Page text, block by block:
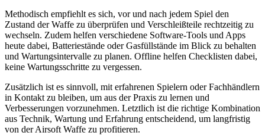
Methodisch empfiehlt es sich, vor und nach jedem Spiel den
Zustand der Waffe zu überprüfen und Verschleißteile rechtzeitig zu
wechseln. Zudem helfen verschiedene Software-Tools und Apps
heute dabei, Batteriestände oder Gasfüllstände im Blick zu behalten
und Wartungsintervalle zu planen. Offline helfen Checklisten dabei,
keine Wartungsschritte zu vergessen.
Zusätzlich ist es sinnvoll, mit erfahrenen Spielern oder Fachhändlern
in Kontakt zu bleiben, um aus der Praxis zu lernen und
Verbesserungen vorzunehmen. Letztlich ist die richtige Kombination
aus Technik, Wartung und Erfahrung entscheidend, um langfristig
von der Airsoft Waffe zu profitieren.